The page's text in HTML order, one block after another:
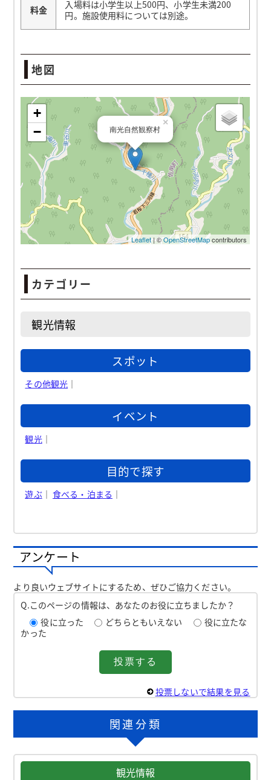
料金
入場料は小学生以上500円、小学生未満200
円。施設使用料については別途。
地図
南光自然観察村
カテゴリー
観光情報
スポット
その他観光 ｜
イベント
観光｜
目的で探す
遊ぶ｜ 食べる・泊まる ｜
アンケート
より良いウェブサイトにするため、ぜひご協力ください。
Q.このページの情報は、あなたのお役に立ちましたか？
役に立った
どちらともいえない
役に立たな
かった
投票しないで結果を見る
関連分類
観光情報